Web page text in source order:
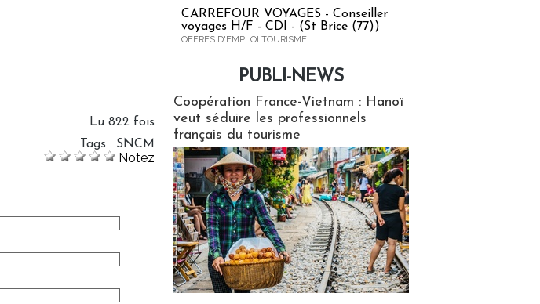
Lu 822 fois
Tags : SNCM
Notez
CARREFOUR VOYAGES - Conseiller
voyages H/F - CDI - (St Brice (77))
OFFRES D'EMPLOI TOURISME
PUBLI-NEWS
Coopération France-Vietnam : Hanoï
veut séduire les professionnels
français du tourisme